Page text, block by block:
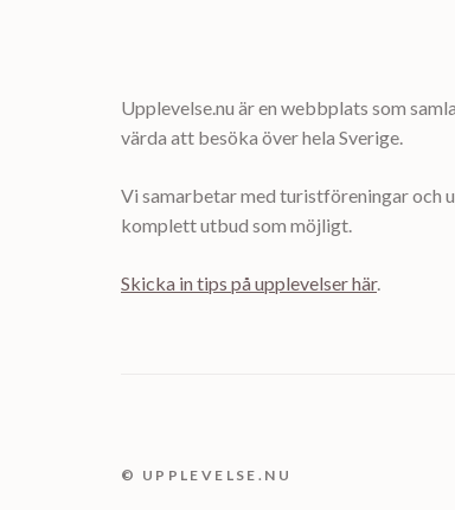
Upplevelse.nu är en webbplats som
värda att besöka över hela Sverige.
Vi samarbetar med turistföreningar och
komplett utbud som möjligt.
Skicka in tips på upplevelser här.
© UPPLEVELSE.NU